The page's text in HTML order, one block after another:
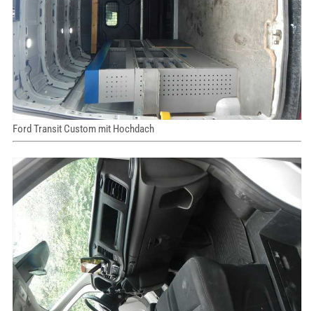
Ford Transit Custom mit Hochdach